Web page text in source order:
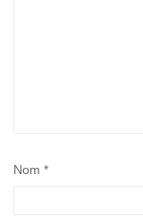
Nom *